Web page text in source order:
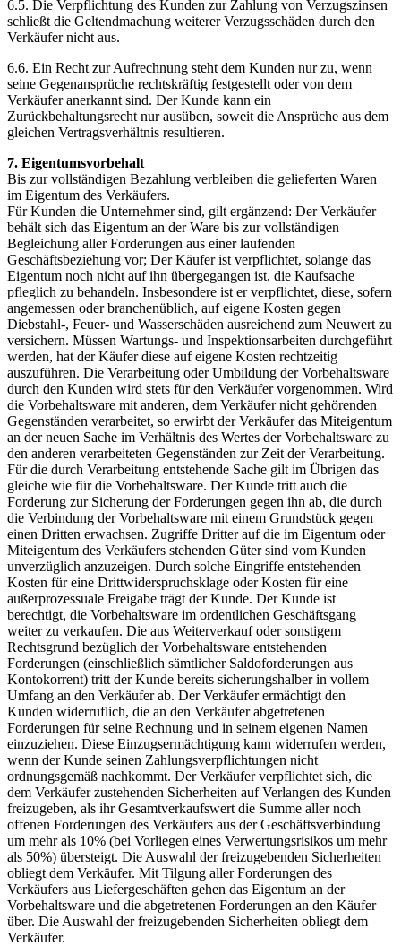
6.5. Die Verpflichtung des Kunden zur Zahlung von Verzugszinsen
schließt die Geltendmachung weiterer Verzugsschäden durch den
Verkäufer nicht aus.
6.6. Ein Recht zur Aufrechnung steht dem Kunden nur zu, wenn
seine Gegenansprüche rechtskräftig festgestellt oder von dem
Verkäufer anerkannt sind. Der Kunde kann ein
Zurückbehaltungsrecht nur ausüben, soweit die Ansprüche aus dem
gleichen Vertragsverhältnis resultieren.
7. Eigentumsvorbehalt
Bis zur vollständigen Bezahlung verbleiben die gelieferten Waren
im Eigentum des Verkäufers.
Für Kunden die Unternehmer sind, gilt ergänzend: Der Verkäufer
behält sich das Eigentum an der Ware bis zur vollständigen
Begleichung aller Forderungen aus einer laufenden
Geschäftsbeziehung vor; Der Käufer ist verpflichtet, solange das
Eigentum noch nicht auf ihn übergegangen ist, die Kaufsache
pfleglich zu behandeln. Insbesondere ist er verpflichtet, diese, sofern
angemessen oder branchenüblich, auf eigene Kosten gegen
Diebstahl-, Feuer- und Wasserschäden ausreichend zum Neuwert zu
versichern. Müssen Wartungs- und Inspektionsarbeiten durchgeführt
werden, hat der Käufer diese auf eigene Kosten rechtzeitig
auszuführen. Die Verarbeitung oder Umbildung der Vorbehaltsware
durch den Kunden wird stets für den Verkäufer vorgenommen. Wird
die Vorbehaltsware mit anderen, dem Verkäufer nicht gehörenden
Gegenständen verarbeitet, so erwirbt der Verkäufer das Miteigentum
an der neuen Sache im Verhältnis des Wertes der Vorbehaltsware zu
den anderen verarbeiteten Gegenständen zur Zeit der Verarbeitung.
Für die durch Verarbeitung entstehende Sache gilt im Übrigen das
gleiche wie für die Vorbehaltsware. Der Kunde tritt auch die
Forderung zur Sicherung der Forderungen gegen ihn ab, die durch
die Verbindung der Vorbehaltsware mit einem Grundstück gegen
einen Dritten erwachsen. Zugriffe Dritter auf die im Eigentum oder
Miteigentum des Verkäufers stehenden Güter sind vom Kunden
unverzüglich anzuzeigen. Durch solche Eingriffe entstehenden
Kosten für eine Drittwiderspruchsklage oder Kosten für eine
außerprozessuale Freigabe trägt der Kunde. Der Kunde ist
berechtigt, die Vorbehaltsware im ordentlichen Geschäftsgang
weiter zu verkaufen. Die aus Weiterverkauf oder sonstigem
Rechtsgrund bezüglich der Vorbehaltsware entstehenden
Forderungen (einschließlich sämtlicher Saldoforderungen aus
Kontokorrent) tritt der Kunde bereits sicherungshalber in vollem
Umfang an den Verkäufer ab. Der Verkäufer ermächtigt den
Kunden widerruflich, die an den Verkäufer abgetretenen
Forderungen für seine Rechnung und in seinem eigenen Namen
einzuziehen. Diese Einzugsermächtigung kann widerrufen werden,
wenn der Kunde seinen Zahlungsverpflichtungen nicht
ordnungsgemäß nachkommt. Der Verkäufer verpflichtet sich, die
dem Verkäufer zustehenden Sicherheiten auf Verlangen des Kunden
freizugeben, als ihr Gesamtverkaufswert die Summe aller noch
offenen Forderungen des Verkäufers aus der Geschäftsverbindung
um mehr als 10% (bei Vorliegen eines Verwertungsrisikos um mehr
als 50%) übersteigt. Die Auswahl der freizugebenden Sicherheiten
obliegt dem Verkäufer. Mit Tilgung aller Forderungen des
Verkäufers aus Liefergeschäften gehen das Eigentum an der
Vorbehaltsware und die abgetretenen Forderungen an den Käufer
über. Die Auswahl der freizugebenden Sicherheiten obliegt dem
Verkäufer.